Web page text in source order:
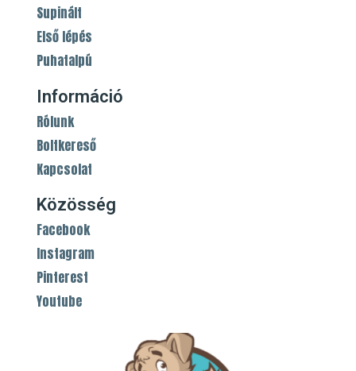
Supinált
Első lépés
Puhatalpú
Információ
Rólunk
Boltkereső
Kapcsolat
Közösség
Facebook
Instagram
Pinterest
Youtube